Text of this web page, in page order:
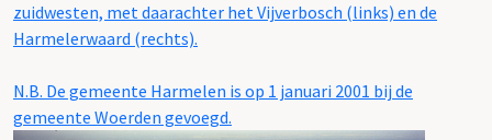
zuidwesten, met daarachter het Vijverbosch (links) en de
Harmelerwaard (rechts).
N.B. De gemeente Harmelen is op 1 januari 2001 bij de
gemeente Woerden gevoegd.